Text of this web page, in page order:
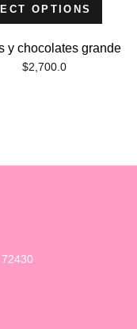
OPTIONS
y chocolates grande
$2,700.0